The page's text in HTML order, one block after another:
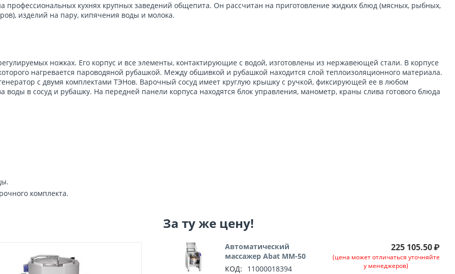
профессиональных кухнях крупных заведений общепита. Он рассчитан на приготовление жидких блюд (мясных, рыбных,
изделий на пару, кипячения воды и молока.
ножках. Его корпус и все элементы, контактирующие с водой, изготовлены из нержавеющей стали. В корпусе
нагревается пароводяной рубашкой. Между обшивкой и рубашкой находится слой теплоизоляционного материала.
с двумя комплектами ТЭНов. Варочный сосуд имеет круглую крышку с ручкой, фиксирующей ее в любом
в сосуд и рубашку. На передней панели корпуса находятся блок управления, манометр, краны слива готового блюда
комплекта.
За ту же цену!
Автоматический
массажер Abat ММ-50
КОД:
11000018394
225 105.50₽
(цена может отличаться уточняйте
у менеджеров)